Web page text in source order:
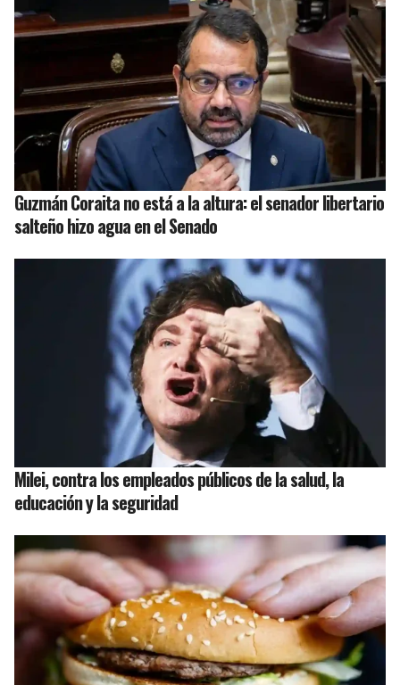
Guzmán Coraita no está a la altura: el senador libertario
salteño hizo agua en el Senado
Milei, contra los empleados públicos de la salud, la
educación y la seguridad